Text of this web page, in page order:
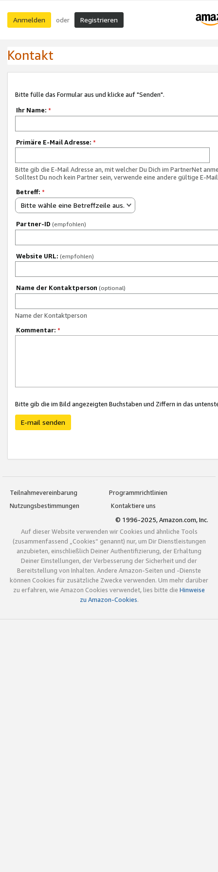
Anmelden oder Registrieren
Kontakt
Bitte fülle das Formular aus und klicke auf "Senden".
Ihr Name: *
Primäre E-Mail Adresse: *
Bitte gib die E-Mail Adresse an, mit welcher Du Dich im PartnerNet
Solltest Du noch kein Partner sein, verwende eine andere gültige E-
Betreff: *
Bitte wähle eine Betreffzeile aus.
Partner-ID (empfohlen)
Website URL: (empfohlen)
Name der Kontaktperson (optional)
Name der Kontaktperson
Kommentar: *
Bitte gib die im Bild angezeigten Buchstaben und Ziffern in das
E-mail senden
Teilnahmevereinbarung
Programmrichtlinien
Nutzungsbestimmungen
Kontaktiere uns
© 1996-2025, Amazon.com, Inc.
Auf dieser Website verwenden wir Cookies und ähnliche Tools
(zusammenfassend „Cookies“ genannt) nur, um Dir Dienstleistungen
anzubieten, einschließlich Deiner Authentifizierung, der Erhaltung
Deiner Einstellungen, der Verbesserung der Sicherheit und der
Bereitstellung von Inhalten. Andere Amazon-Seiten und -Dienste
können Cookies für zusätzliche Zwecke verwenden. Um mehr darüber
zu erfahren, wie Amazon Cookies verwendet, lies bitte die Hinweise
zu Amazon-Cookies.